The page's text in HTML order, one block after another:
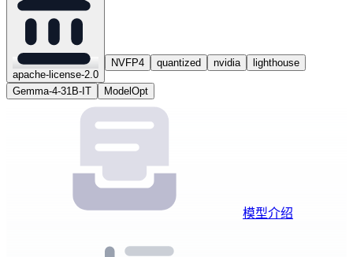
apache-license-2.0
NVFP4 quantized nvidia lighthouse
Gemma-4-31B-IT ModelOpt
模型介绍